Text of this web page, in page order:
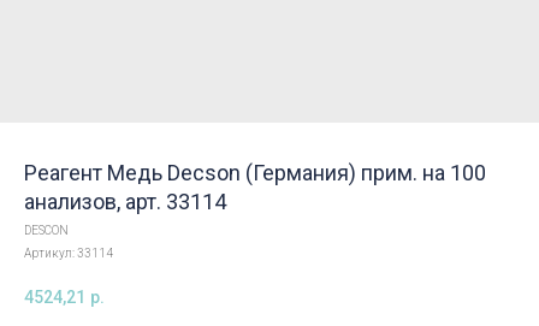
Реагент Медь Decson (Германия) прим. на 100
анализов, арт. 33114
DESCON
Артикул:33114
4524,21 р.